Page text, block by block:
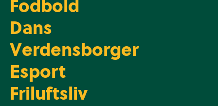
Dans
Verdensborger
Esport
Friluftsliv